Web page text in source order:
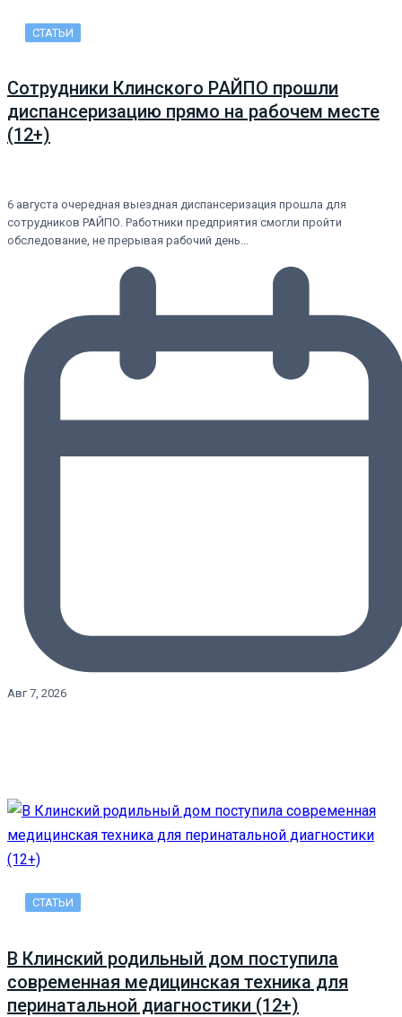
СТАТЬИ
Сотрудники Клинского РАЙПО прошли
диспансеризацию прямо на рабочем месте
(12+)
6 августа очередная выездная диспансеризация прошла для
сотрудников РАЙПО. Работники предприятия смогли пройти
обследование, не прерывая рабочий день…
Авг 7, 2026
СТАТЬИ
В Клинский родильный дом поступила
современная медицинская техника для
перинатальной диагностики (12+)